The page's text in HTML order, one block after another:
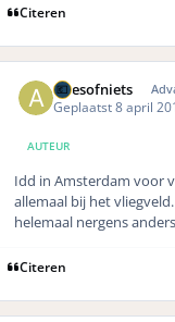
Citeren
Allesofniets
Geplaatst8 april
AUTEUR
Idd in Amsterdam voor
allemaal bij het
helemaal nergens
Citeren